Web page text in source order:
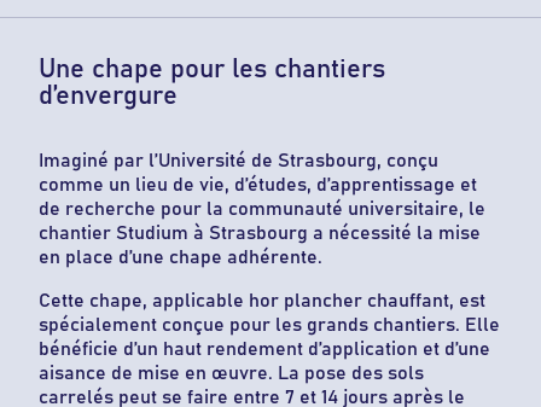
Une chape pour les chantiers
d’envergure
Imaginé par l’Université de Strasbourg, conçu
comme un lieu de vie, d’études, d’apprentissage et
de recherche pour la communauté universitaire, le
chantier Studium à Strasbourg a nécessité la mise
en place d’une chape adhérente.
Cette chape, applicable hor plancher chauffant, est
spécialement conçue pour les grands chantiers. Elle
bénéficie d’un haut rendement d’application et d’une
aisance de mise en œuvre. La pose des sols
carrelés peut se faire entre 7 et 14 jours après le